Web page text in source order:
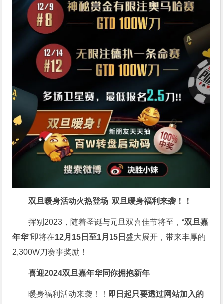
双旦暖身活动火热登场双旦暖身福利来袭！！
挥别2023，随着圣诞与元旦双喜佳节将至，“双旦嘉
年华”即将在12月15日至1月15日 盛大展开，带来丰厚的
2,300W刀赛事奖励！
喜迎2024双旦嘉年华同你拥抱新年
暖身福利活动来袭！！ 即日起只要透过网站加入的